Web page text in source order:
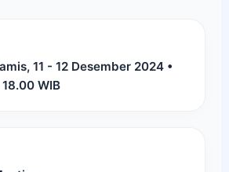
11 - 12 Desember 2024 •
WIB